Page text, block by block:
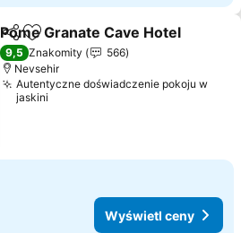
Udostępnij
Dodaj do ulubionych
Pome Granate Cave Hotel
9,5 Znakomity
566
Nevsehir
Autentyczne doświadczenie pokoju w
jaskini
Wyświetl ceny